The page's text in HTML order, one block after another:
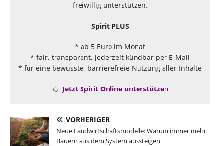
freiwillig unterstützen.
Spirit PLUS
* ab 5 Euro im Monat
* fair, transparent, jederzeit kündbar per E-Mail
* für eine bewusste, barrierefreie Nutzung aller Inhalte
👉 Jetzt Spirit Online unterstützen
VORHERIGER
Neue Landwirtschaftsmodelle: Warum immer mehr
Bauern aus dem System aussteigen